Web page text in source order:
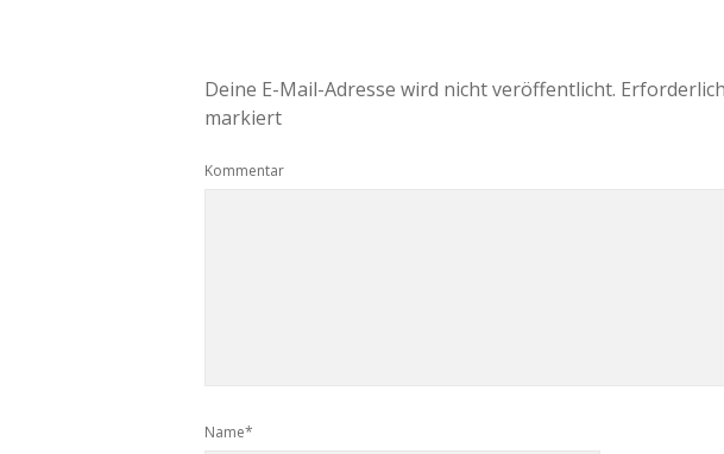
Deine E-Mail-Adresse wird nicht veröffentlicht.
markiert
Kommentar
Name*